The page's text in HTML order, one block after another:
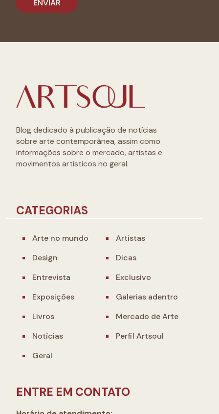
Blog dedicado à publicação de notícias
sobre arte contemporânea, assim como
informações sobre o mercado, artistas e
movimentos artísticos no geral.
CATEGORIAS
Arte no mundo
Artistas
Design
Dicas
Entrevista
Exclusivo
Exposições
Galerias adentro
Livros
Mercado de Arte
Notícias
Perfil Artsoul
Geral
ENTRE EM CONTATO